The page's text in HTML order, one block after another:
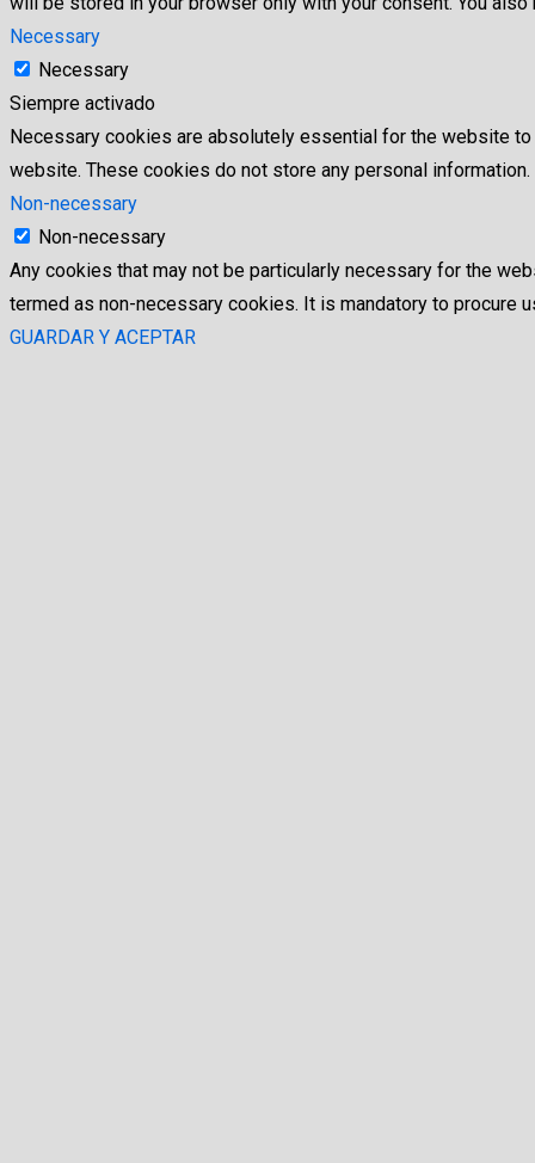
Necessary
Necessary
Siempre activado
Necessary cookies are absolutely essential for the website
website. These cookies do not store any personal information.
Non-necessary
Non-necessary
Any cookies that may not be particularly necessary for the
termed as non-necessary cookies. It is mandatory to procure
GUARDAR Y ACEPTAR